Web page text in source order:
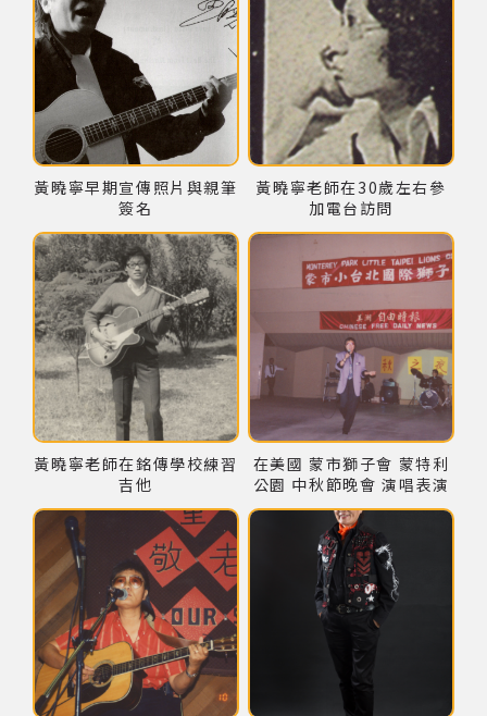
黃曉寧早期宣傳照片與親筆
簽名
黃曉寧老師在30歲左右參
加電台訪問
黃曉寧老師在銘傳學校練習
吉他
在美國 蒙市獅子會 蒙特利
公園 中秋節晚會 演唱表演